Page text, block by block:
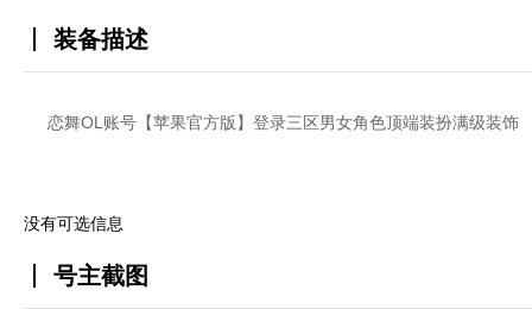
装备描述
恋舞OL账号【苹果官方版】登录三区男女角色顶端装扮满级装饰
没有可选信息
号主截图